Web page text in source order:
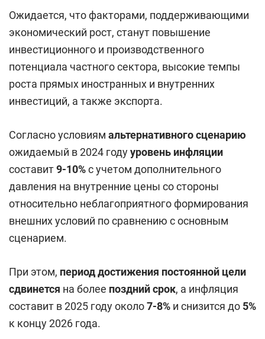
Ожидается, что факторами, поддерживающими
экономический рост, станут повышение
инвестиционного и производственного
потенциала частного сектора, высокие темпы
роста прямых иностранных и внутренних
инвестиций, а также экспорта.
Согласно условиям альтернативного сценарию
ожидаемый в 2024 годууровень инфляции
составит9-10%с учетом дополнительного
давления на внутренние цены со стороны
относительно неблагоприятного формирования
внешних условий по сравнению с основным
сценарием.
При этом, период достижения постоянной цели
сдвинется на более поздний срок, а инфляция
составит в 2025 году около7-8% и снизится до 5%
к концу 2026 года.